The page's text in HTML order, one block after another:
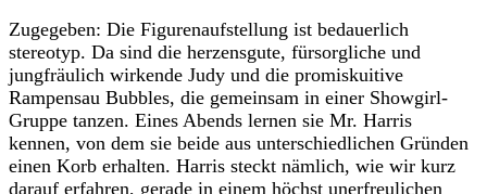
Zugegeben: Die Figurenaufstellung ist bedauerlich
stereotyp. Da sind die herzensgute, fürsorgliche und
jungfräulich wirkende Judy und die promiskuitive
Rampensau Bubbles, die gemeinsam in einer Showgirl-
Gruppe tanzen. Eines Abends lernen sie Mr. Harris
kennen, von dem sie beide aus unterschiedlichen Gründen
einen Korb erhalten. Harris steckt nämlich, wie wir kurz
darauf erfahren, gerade in einem höchst unerfreulichen